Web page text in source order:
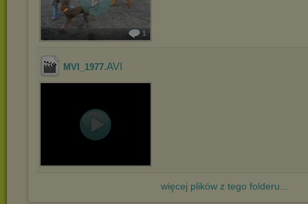
1
MVI_1977.AVI
więcej plików z tego folderu...